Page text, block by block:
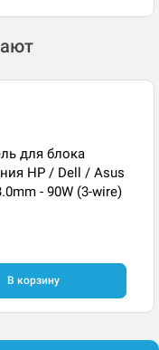
для блока
HP / Dell / Asus
- 90W (3-wire)
В корзину